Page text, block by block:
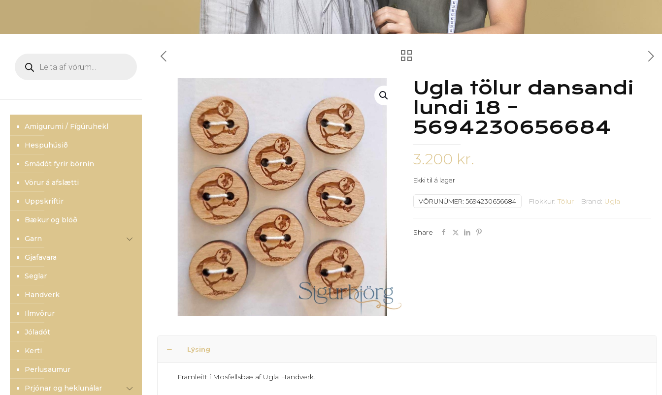
Ugla tölur dansandi
lundi 18 –
5694230656684
3.200 kr.
Ekki til á lager
VÖRUNÚMER: 5694230656684 Flokkur:Tölur Brand: Ugla
Share
Lýsing
Framleitt í Mosfellsbæ af Ugla Handverk.
search
Amigurumi / Fígúruhekl
Hespuhúsið
Smádót fyrir börnin
Vörur á afslætti
Uppskriftir
Bækur og blöð
Garn
Gjafavara
Seglar
Handverk
Ilmvörur
Jóladót
Kerti
Perlusaumur
Prjónar og heklunálar